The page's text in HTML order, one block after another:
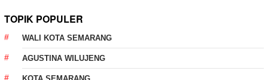
TOPIK POPULER
WALI KOTA SEMARANG
AGUSTINA WILUJENG